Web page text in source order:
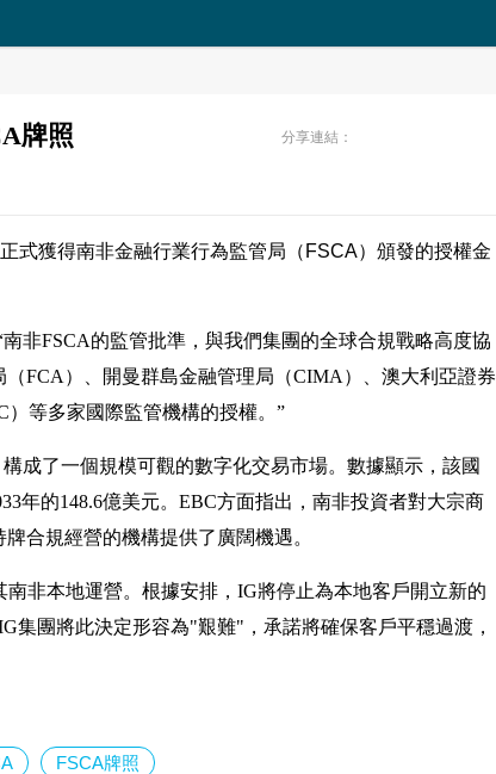
牌照 分享連結：
式獲得南非金融行業行為監管局（FSCA）頒發的授權金
非FSCA的監管批準，與我們集團的全球合規戰略高度協
FCA）、開曼群島金融管理局（CIMA）、澳大利亞證券
等多家國際監管機構的授權。”
成了一個規模可觀的數字化交易市場。數據顯示，該國
年的148.6億美元。EBC方面指出，南非投資者對大宗商
合規經營的機構提供了廣闊機遇。
非本地運營。根據安排，IG將停止為本地客戶開立新的
集團將此決定形容為"艱難"，承諾將確保客戶平穩過渡，
FSCA牌照